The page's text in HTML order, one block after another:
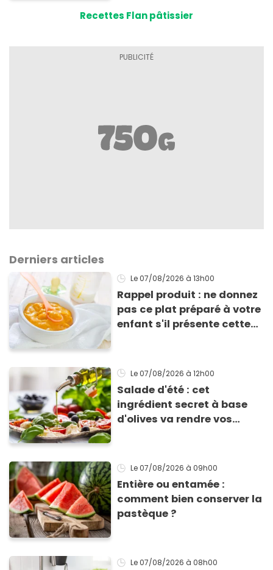
Recettes Flan pâtissier
Derniers articles
Le 07/08/2026 à 13h00
Rappel produit : ne donnez
pas ce plat préparé à votre
enfant s'il présente cette
Le 07/08/2026 à 12h00
Salade d'été : cet
ingrédient secret à base
d'olives va rendre vos
Le 07/08/2026 à 09h00
Entière ou entamée :
comment bien conserver la
pastèque ?
Le 07/08/2026 à 08h00